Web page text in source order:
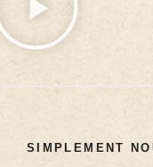
SIMPLEMENT